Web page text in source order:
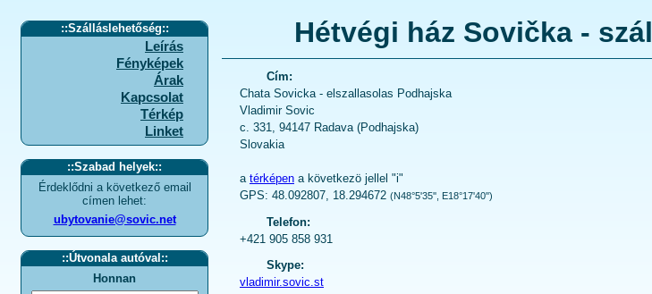
::Szálláslehetőség::
Leírás
Fényképek
Árak
Kapcsolat
Térkép
Linket
::Szabad helyek::
Érdeklődni a következő email
címen lehet:
ubytovanie@sovic.net
::Útvonala autóval ::
Honnan
Hétvégi ház Sovička -
Cím:
Chata Sovicka- elszallasolas Podhajska
Vladimir Sovic
c. 331, 94147 Radava(Podhajska)
Slovakia
a térképen a következö jellel "i"
GPS: 48.092807, 18.294672 (N48°5'35'', E18°17'40'')
Telefon:
+421 905 858 931
Skype:
vladimir.sovic.st